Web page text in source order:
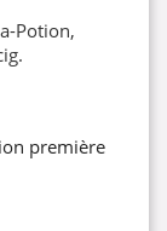
Potion,
première